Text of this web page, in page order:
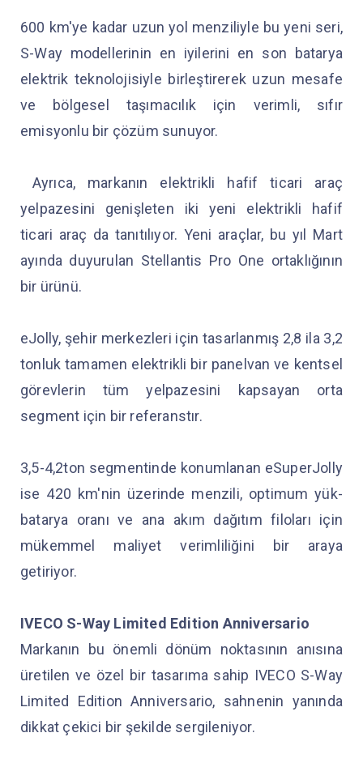
600 km'ye kadar uzun yol menziliyle bu yeni seri,
S-Way modellerinin en iyilerini en son batarya
elektrik teknolojisiyle birleştirerek uzun mesafe
ve bölgesel taşımacılık için verimli, sıfır
emisyonlu bir çözüm sunuyor.
Ayrıca, markanın elektrikli hafif ticari araç
yelpazesini genişleten iki yeni elektrikli hafif
ticari araç da tanıtılıyor. Yeni araçlar, bu yıl Mart
ayında duyurulan Stellantis Pro One ortaklığının
bir ürünü.
eJolly, şehir merkezleri için tasarlanmış 2,8 ila 3,2
tonluk tamamen elektrikli bir panelvan ve kentsel
görevlerin tüm yelpazesini kapsayan orta
segment için bir referanstır.
3,5-4,2ton segmentinde konumlanan eSuperJolly
ise 420 km'nin üzerinde menzili, optimum yük-
batarya oranı ve ana akım dağıtım filoları için
mükemmel maliyet verimliliğini bir araya
getiriyor.
IVECO S-Way Limited Edition Anniversario
Markanın bu önemli dönüm noktasının anısına
üretilen ve özel bir tasarıma sahip IVECO S-Way
Limited Edition Anniversario, sahnenin yanında
dikkat çekici bir şekilde sergileniyor.